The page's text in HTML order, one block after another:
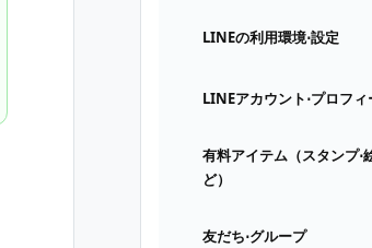
LINEの利用環境⋅設定
LINEアカウント⋅プロフィ
有料アイテム（スタンプ⋅
ど）
友だち⋅グループ